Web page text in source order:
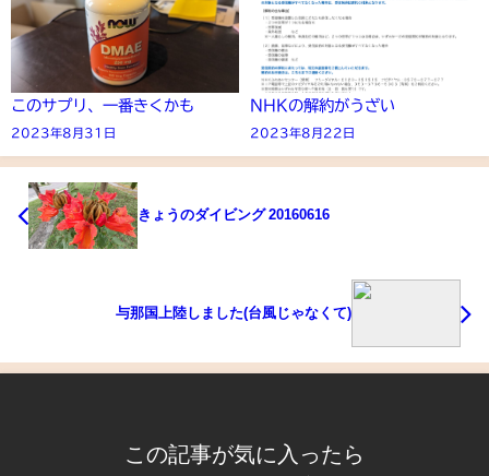
このサプリ、一番きくかも
2023年8月31日
NHKの解約がうざい
2023年8月22日
きょうのダイビング 20160616
与那国上陸しました(台風じゃなくて)
この記事が気に入ったら